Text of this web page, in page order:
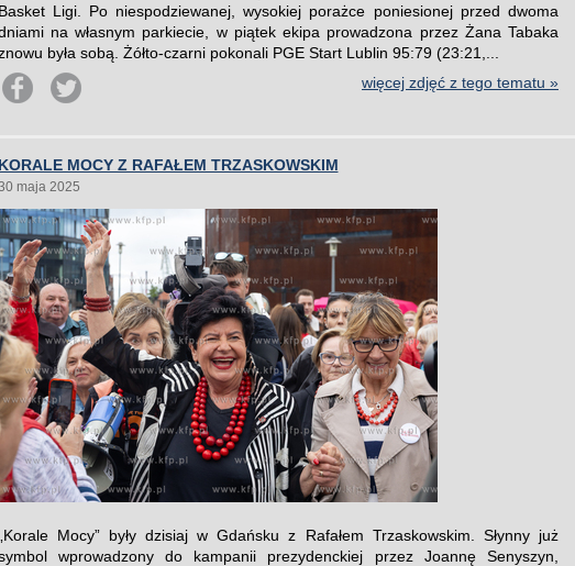
Basket Ligi. Po niespodziewanej, wysokiej porażce poniesionej przed dwoma
na własnym parkiecie, w piątek ekipa prowadzona przez Żana Tabaka
była sobą. Żółto-czarni pokonali PGE Start Lublin 95:79 (23:21,...
więcej zdjęć z tego tematu »
KORALE MOCY Z RAFAŁEM TRZASKOWSKIM
maja 2025
„Korale Mocy” były dzisiaj w Gdańsku z Rafałem Trzaskowskim. Słynny już
wprowadzony do kampanii prezydenckiej przez Joannę Senyszyn,